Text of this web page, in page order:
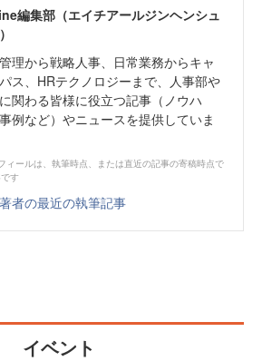
編集部（エイチアールジンヘンシュ
理から戦略人事、日常業務からキャ
ス、HRテクノロジーまで、人事部や
関わる皆様に役立つ記事（ノウハ
例など）やニュースを提供していま
ィールは、執筆時点、または直近の記事の寄稿時点で
す
者の最近の執筆記事
イベント